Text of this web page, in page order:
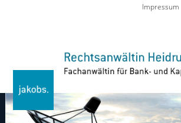
Zur Navigation springen
Impressum